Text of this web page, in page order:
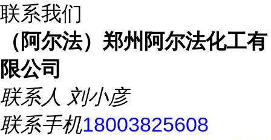
联系我们
（阿尔法）郑州阿尔法化工有
限公司
联系人 刘小彦
联系手机18003825608